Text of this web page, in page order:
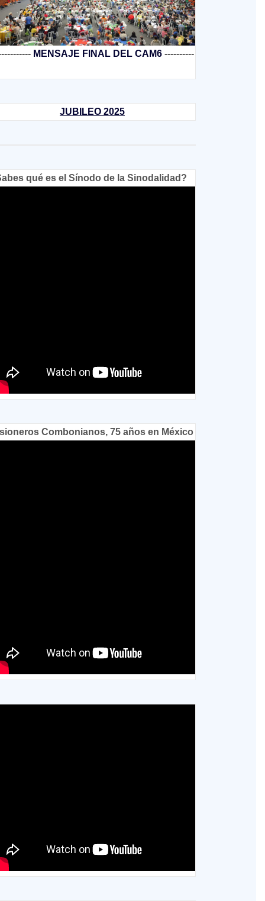
MENSAJE FINAL DEL CAM6 ----------
JUBILEO 2025
qué es el Sínodo de la Sinodalidad?
Combonianos, 75 años en México